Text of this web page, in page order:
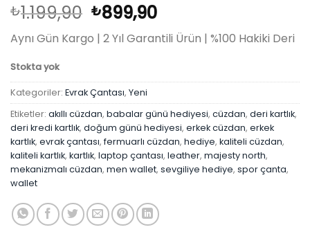
₺1.199,90 Orijinal
fiyat:
₺1.199,90.
₺899,90Şu
andaki
fiyat:
Aynı Gün Kargo | 2 Yıl Garantili Ürün | %100 Hakiki Deri
Stokta yok
Kategoriler: Evrak Çantası, Yeni
Etiketler: akıllı cüzdan, babalar günü hediyesi, cüzdan, deri kartlık,
deri kredi kartlık, doğum günü hediyesi, erkek cüzdan, erkek
kartlık, evrak çantası, fermuarlı cüzdan, hediye, kaliteli cüzdan,
kaliteli kartlık, kartlık, laptop çantası, leather, majesty north,
mekanizmalı cüzdan, men wallet, sevgiliye hediye, spor çanta,
wallet